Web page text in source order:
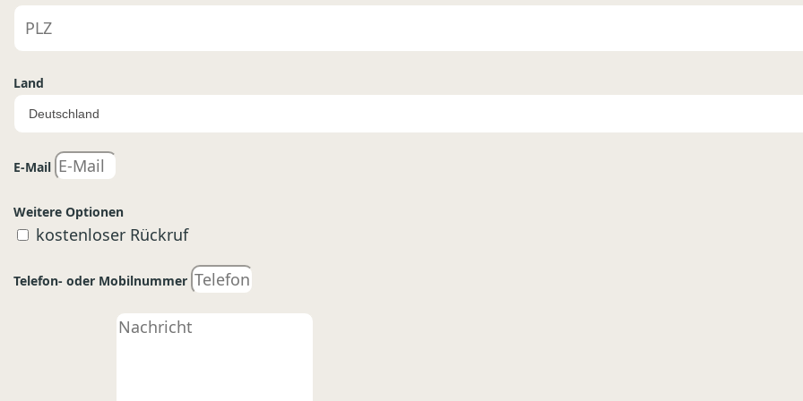
Land
E-Mail
Weitere Optionen
kostenloser Rückruf
Telefon- oder Mobilnummer